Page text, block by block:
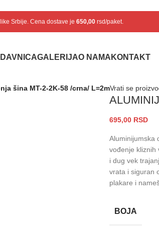
Srbije. Cena dostave je 650,00rsd/paket.
GALERIJAO NAMA KONTAKT
šina MT-2-2K-58 /crna/ L=2mVrati se
695,00 RSD
Aluminijumska
vođenje kliznih
i dug vek
vrata i siguran
plakare i
BOJA